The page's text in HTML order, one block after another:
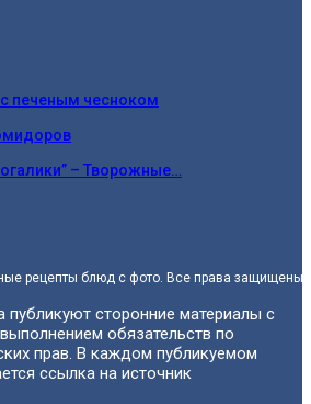
печеным чесноком
– Творожные…
рецепты блюд с фото. Все права защищены.
публикуют сторонние материалы с
обязательств по
прав. В каждом публикуемом
ссылка на источник